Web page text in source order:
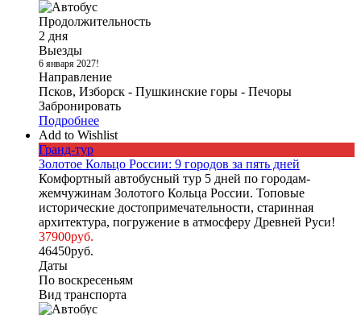
Продолжительность
2 дня
Выезды
6 января 2027!
Направление
Псков, Изборск - Пушкинские горы - Печоры
Забронировать
Подробнее
Add to Wishlist
Гранд-тур
Золотое Кольцо России: 9 городов за пять дней
Комфортный автобусный тур 5 дней по городам-
жемчужинам Золотого Кольца России. Топовые
исторические достопримечательности, старинная
архитектура, погружение в атмосферу Древней Руси!
37900руб.
46450руб.
Даты
По воскресеньям
Вид транспорта